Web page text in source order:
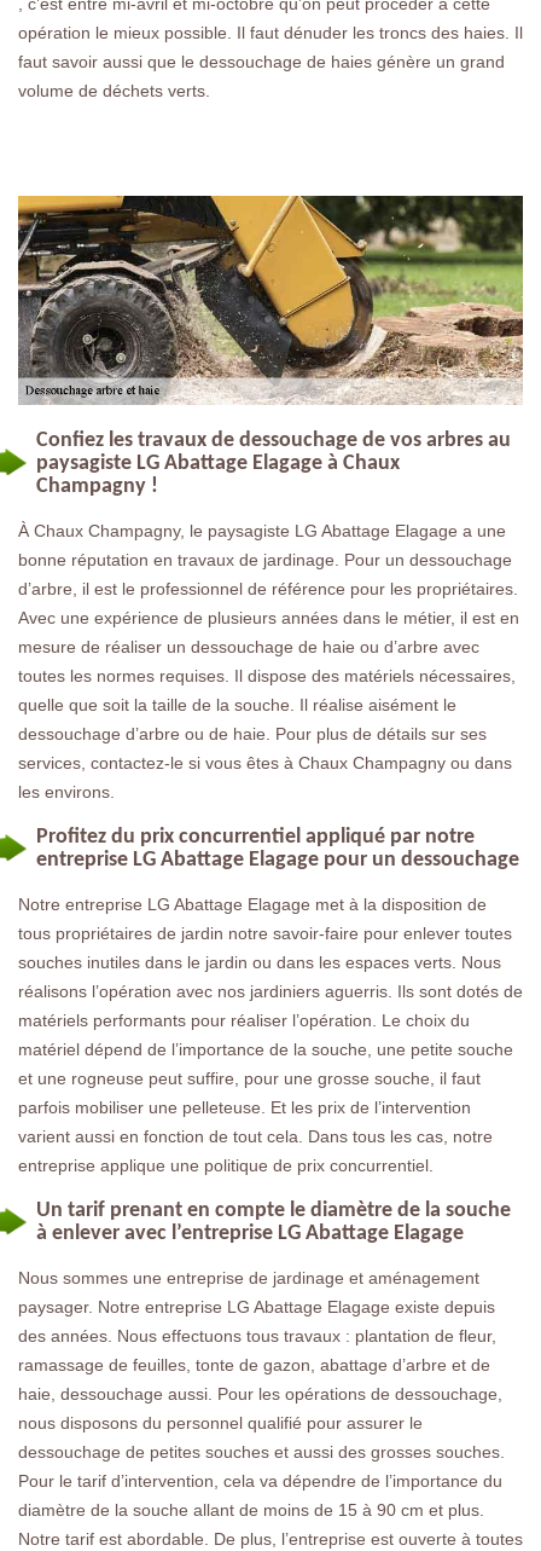
opération le mieux possible. Il faut dénuder les troncs des haies. Il
faut savoir aussi que le dessouchage de haies génère un grand
volume de déchets verts.
Confiez les travaux de dessouchage de vos arbres au
paysagiste LG Abattage Elagage à Chaux
Champagny !
À Chaux Champagny, le paysagiste LG Abattage Elagage a une
bonne réputation en travaux de jardinage. Pour un dessouchage
d’arbre, il est le professionnel de référence pour les propriétaires.
Avec une expérience de plusieurs années dans le métier, il est en
mesure de réaliser un dessouchage de haie ou d’arbre avec
toutes les normes requises. Il dispose des matériels nécessaires,
quelle que soit la taille de la souche. Il réalise aisément le
dessouchage d’arbre ou de haie. Pour plus de détails sur ses
services, contactez-le si vous êtes à Chaux Champagny ou dans
les environs.
Profitez du prix concurrentiel appliqué par notre
entreprise LG Abattage Elagage pour un dessouchage
Notre entreprise LG Abattage Elagage met à la disposition de
tous propriétaires de jardin notre savoir-faire pour enlever toutes
souches inutiles dans le jardin ou dans les espaces verts. Nous
réalisons l’opération avec nos jardiniers aguerris. Ils sont dotés de
matériels performants pour réaliser l’opération. Le choix du
matériel dépend de l’importance de la souche, une petite souche
et une rogneuse peut suffire, pour une grosse souche, il faut
parfois mobiliser une pelleteuse. Et les prix de l’intervention
varient aussi en fonction de tout cela. Dans tous les cas, notre
entreprise applique une politique de prix concurrentiel.
Un tarif prenant en compte le diamètre de la souche
à enlever avec l’entreprise LG Abattage Elagage
Nous sommes une entreprise de jardinage et aménagement
paysager. Notre entreprise LG Abattage Elagage existe depuis
des années. Nous effectuons tous travaux : plantation de fleur,
ramassage de feuilles, tonte de gazon, abattage d’arbre et de
haie, dessouchage aussi. Pour les opérations de dessouchage,
nous disposons du personnel qualifié pour assurer le
dessouchage de petites souches et aussi des grosses souches.
Pour le tarif d’intervention, cela va dépendre de l’importance du
diamètre de la souche allant de moins de 15 à 90 cm et plus.
Notre tarif est abordable. De plus, l’entreprise est ouverte à toutes